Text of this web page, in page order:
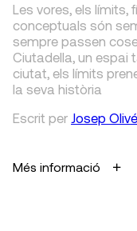
Les vores, els límits,
conceptuals són
sempre passen
Ciutadella, un espai
ciutat, els límits
la seva història
Escrit per Josep Olivé
Més informació